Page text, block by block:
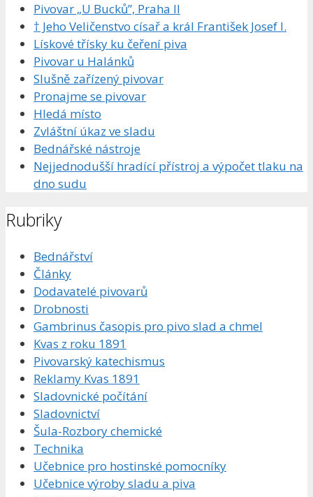
Pivovar „U Bucků”, Praha II
† Jeho Veličenstvo císař a král František Josef I.
Lískové třísky ku čeření piva
Pivovar u Halánků
Slušně zařízený pivovar
Pronajme se pivovar
Hledá místo
Zvláštní úkaz ve sladu
Bednářské nástroje
Nejjednodušší hradící přístroj a výpočet tlaku na
dno sudu
Rubriky
Bednářství
Články
Dodavatelé pivovarů
Drobnosti
Gambrinus časopis pro pivo slad a chmel
Kvas z roku 1891
Pivovarský katechismus
Reklamy Kvas 1891
Sladovnické počítání
Sladovnictví
Šula-Rozbory chemické
Technika
Učebnice pro hostinské pomocníky
Učebnice výroby sladu a piva